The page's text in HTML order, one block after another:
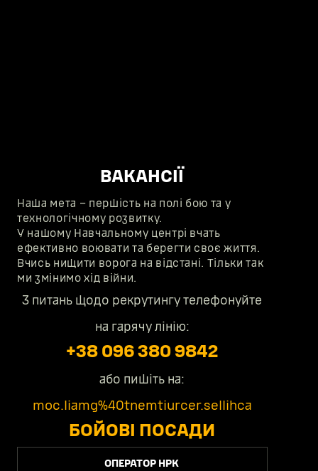
ВАКАНСІЇ
Наша мета – першість на полі бою та у
технологічному розвитку.
У нашому Навчальному центрі вчать
ефективно воювати та берегти своє життя.
Вчись нищити ворога на відстані. Тільки так
ми змінимо хід війни.
З питань щодо рекрутингу телефонуйте
на гарячу лінію:
+38 096 380 9842
або пишіть на:
moc.liamg%40tnemtiurcer.sellihca
ОПЕРАТОР НРК
БОЙОВІ ПОСАДИ